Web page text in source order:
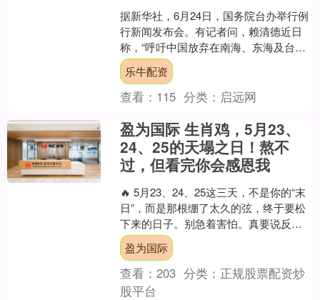
据新华社，6月24日，国务院台办举行例
行新闻发布会。有记者问，赖清德近日
称，“呼吁中国放弃在南海、东海及台海
扩军，也放弃武力攻打台湾”，并称台
湾“愿在对等尊严的....
乐牛配资
查看： 115 分类： 启远网
盈为国际 生肖鸡，5月23、
24、25的天塌之日！熬不
过，但看完你会感恩我
🔥 5月23、24、25这三天，不是你的“末
日”，而是那根绷了太久的弦，终于要松
下来的日子。别急着害怕。真要说反
差，这几天最扎心的地方，不是出事，
而是你明明已经....
盈为国际
查看：203 分类： 正规股票配资炒
股平台